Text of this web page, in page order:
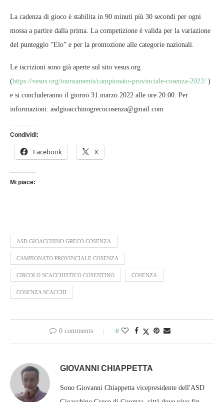
La cadenza di gioco è stabilita in 90 minuti più 30 secondi per ogni
mossa a partire dalla prima. La competizione è valida per la variazione
del punteggio “Elo” e per la promozione alle categorie nazionali.
Le iscrizioni sono già aperte sul sito vesus.org
(https://vesus.org/tournaments/campionato-provinciale-cosenza-2022/ )
e si concluderanno il giorno 31 marzo 2022 alle ore 20:00. Per
informazioni: asdgioacchinogrecocosenza@gmail.com
Condividi:
Facebook X
Mi piace:
ASD GIOACCHINO GRECO COSENZA
CAMPIONATO PROVINCIALE COSENZA
CIRCOLO SCACCHISTICO COSENTINO COSENZA
COSENZA SCACCHI
0 comments 0
GIOVANNI CHIAPPETTA
Sono Giovanni Chiappetta vicepresidente dell'ASD